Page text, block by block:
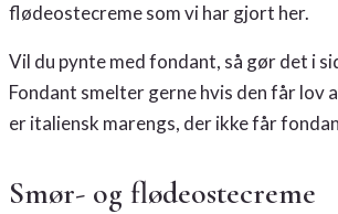
flødeostecreme som vi har gjort her.
Vil du pynte med fondant, så gør det i
Fondant smelter gerne hvis den får lov
er italiensk marengs, der ikke får
Smør- og flødeostecreme